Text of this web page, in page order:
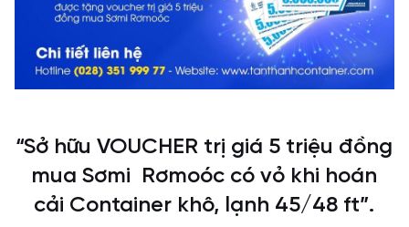
“Sở hữu VOUCHER trị giá 5 triệu đồng
mua Sơmi Rơmoóc có vỏ khi hoán
cải Container khô, lạnh 45/48 ft”.